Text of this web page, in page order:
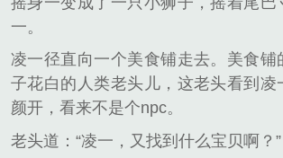
一。
凌一径直向一个美食铺走去。美食铺
子花白的人类老头儿，这老头看到凌
颜开，看来不是个npc。
老头道：“凌一，又找到什么宝贝啊？”